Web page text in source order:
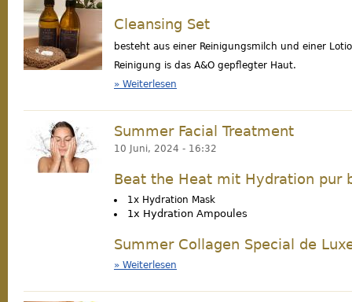
Cleansing Set
besteht aus einer Reinigungsmilch und einer
Reinigung is das A&O gepflegter Haut.
Weiterlesen
feuchtigkeit.jpg
Summer Facial Treatment
10 Juni, 2024 - 16:32
Beat the Heat mit Hydration pur
1x Hydration Mask
1x Hydration Ampoules
Summer Collagen Special de
Weiterlesen